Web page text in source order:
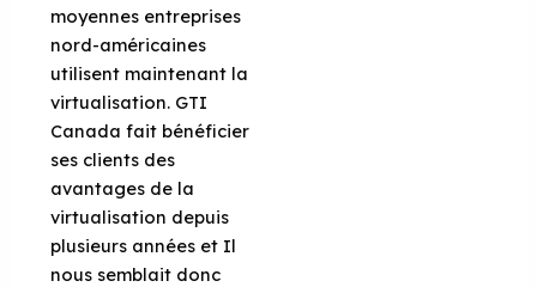
moyennes entreprises
nord-américaines
utilisent maintenant la
virtualisation. GTI
Canada fait bénéficier
ses clients des
avantages de la
virtualisation depuis
plusieurs années et Il
nous semblait donc